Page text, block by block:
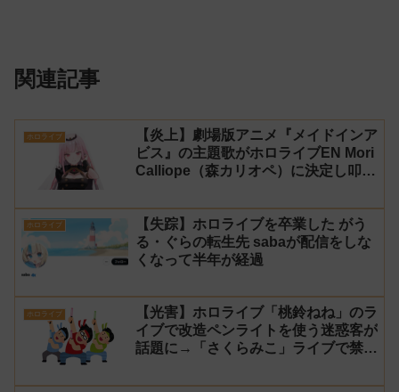
関連記事
ホロライブ
【炎上】劇場版アニメ『メイドインア
ビス』の主題歌がホロライブEN Mori
Calliope（森カリオペ）に決定し叩か
ホロライブ
【失踪】ホロライブを卒業した がう
る・ぐらの転生先 sabaが配信をしな
くなって半年が経過
ホロライブ
【光害】ホロライブ「桃鈴ねね」のラ
イブで改造ペンライトを使う迷惑客が
話題に→「さくらみこ」ライブで禁止